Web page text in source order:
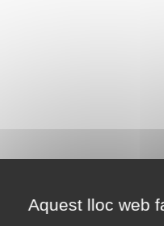
Aquest lloc web